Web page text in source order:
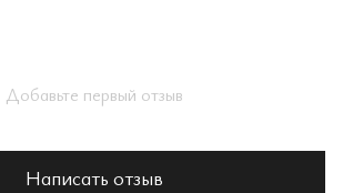
Добавьте первый отзыв
Написать отзыв